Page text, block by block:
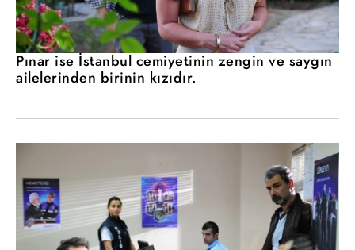
Pınar ise İstanbul cemiyetinin zengin ve saygın
ailelerinden birinin kızıdır.